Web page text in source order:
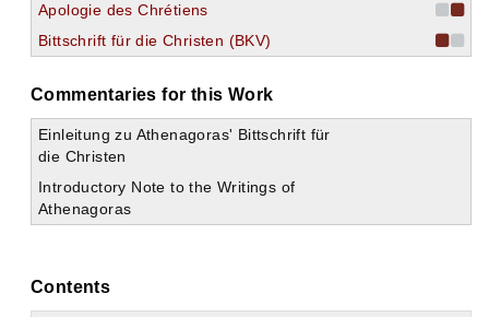
Apologie des Chrétiens
Bittschrift für die Christen (BKV)
Commentaries for this Work
Einleitung zu Athenagoras' Bittschrift für
die Christen
Introductory Note to the Writings of
Athenagoras
Contents